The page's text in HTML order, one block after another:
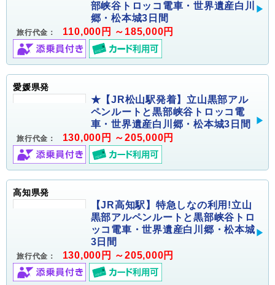
部峡谷トロッコ電車・世界遺産白川
郷・松本城3日間
旅行代金： 110,000円 ～185,000円
愛媛県発
★【JR松山駅発着】立山黒部アル
ペンルートと黒部峡谷トロッコ電
車・世界遺産白川郷・松本城3日間
旅行代金： 130,000円 ～205,000円
高知県発
【JR高知駅】特急しなの利用!立山
黒部アルペンルートと黒部峡谷トロ
ッコ電車・世界遺産白川郷・松本城
3日間
旅行代金： 130,000円 ～205,000円